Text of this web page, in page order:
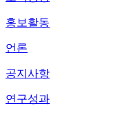
홍보활동
언론
공지사항
연구성과